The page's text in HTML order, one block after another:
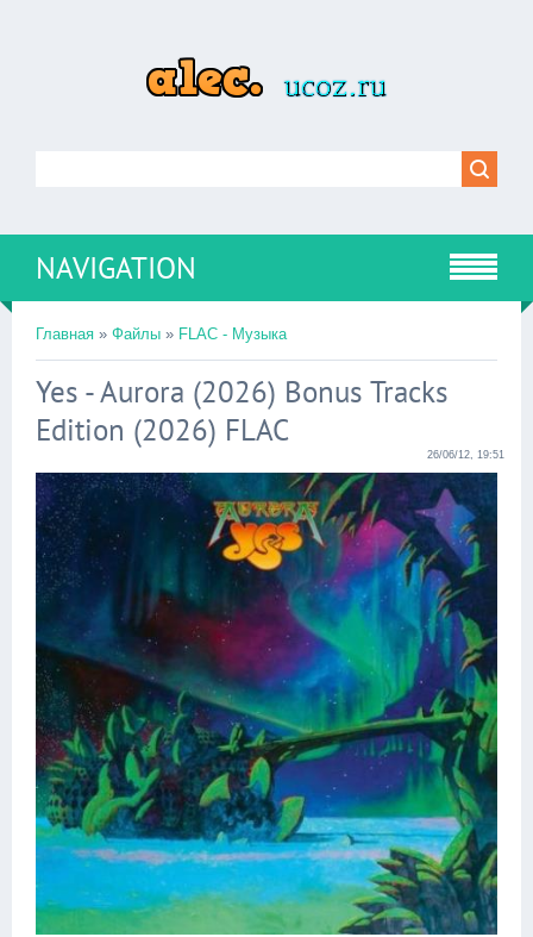
NAVIGATION
Главная » Файлы » FLAC - Музыка
Yes - Aurora (2026) Bonus Tracks
Edition (2026) FLAC
26/06/12, 19:51